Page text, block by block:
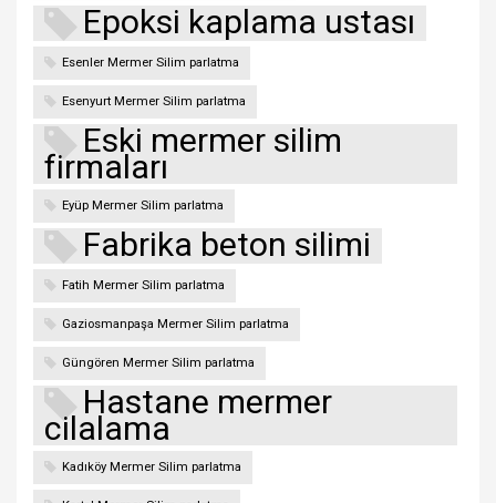
Epoksi kaplama ustası
Esenler Mermer Silim parlatma
Esenyurt Mermer Silim parlatma
Eski mermer silim
firmaları
Eyüp Mermer Silim parlatma
Fabrika beton silimi
Fatih Mermer Silim parlatma
Gaziosmanpaşa Mermer Silim parlatma
Güngören Mermer Silim parlatma
Hastane mermer
cilalama
Kadıköy Mermer Silim parlatma